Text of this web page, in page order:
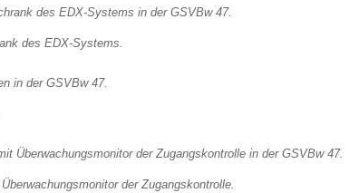
des EDX-Systems.
der Zugangskontrolle.